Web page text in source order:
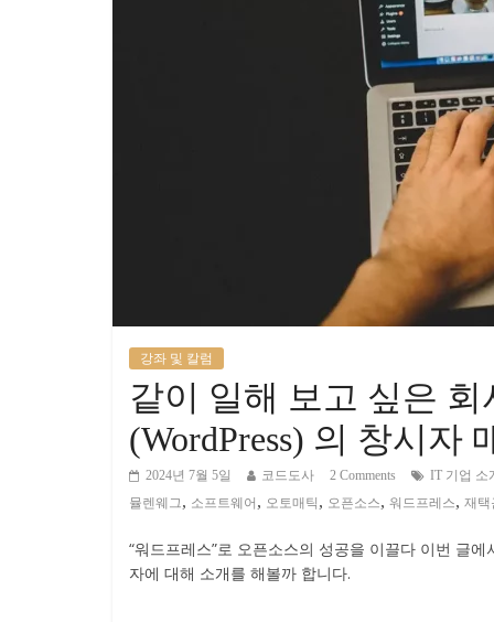
강좌 및 칼럼
같이 일해 보고 싶은
(WordPress) 의 창시자
2024년 7월 5일 코드도사 2 Comments
IT 기업 소
뮬렌웨그, 소프트웨어 , 오토매틱 , 오픈소스, 워드프레스, 재택
“워드프레스”로 오픈소스의 성공을 이끌다 이번 글
자에 대해 소개를 해볼까 합니다.